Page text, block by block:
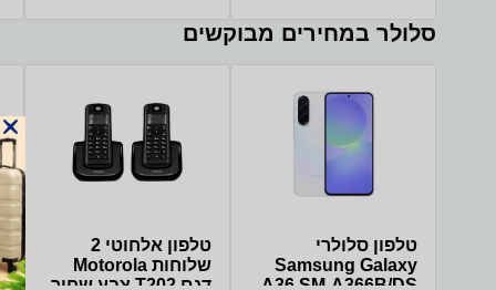
סלולר במחירים מבוקשים
טלפון סלולרי
Samsung Galaxy
A36 SM-A366B/DS
טלפון אלחוטי 2
שלוחות Motorola
דגם T202 צבע שחור